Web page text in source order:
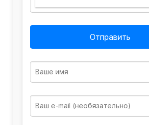
Отправить